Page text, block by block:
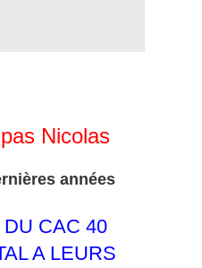
Nicolas
années
CAC 40
A LEURS